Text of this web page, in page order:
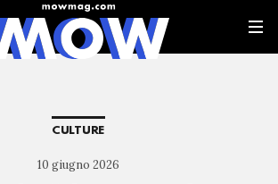
CULTURE
10 giugno 2026